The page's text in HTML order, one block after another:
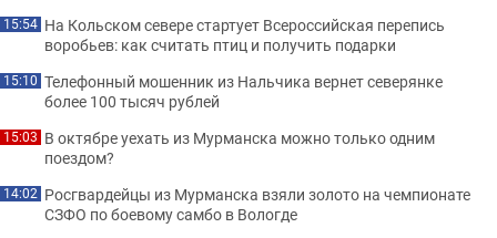
15:54 На Кольском севере стартует Всероссийская перепись
воробьев: как считать птиц и получить подарки
15:10 Телефонный мошенник из Нальчика вернет северянке
более 100 тысяч рублей
15:03 В октябре уехать из Мурманска можно только одним
поездом?
14:02 Росгвардейцы из Мурманска взяли золото на чемпионате
СЗФО по боевому самбо в Вологде